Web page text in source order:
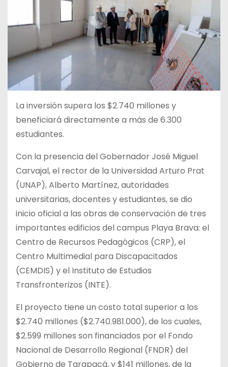
La inversión supera los $2.740 millones y
beneficiará directamente a más de 6.300
estudiantes.
Con la presencia del Gobernador José Miguel
Carvajal, el rector de la Universidad Arturo Prat
(UNAP), Alberto Martínez, autoridades
universitarias, docentes y estudiantes, se dio
inicio oficial a las obras de conservación de tres
importantes edificios del campus Playa Brava: el
Centro de Recursos Pedagógicos (CRP), el
Centro Multimedial para Discapacitados
(CEMDIS) y el Instituto de Estudios
Transfronterizos (INTE).
El proyecto tiene un costo total superior a los
$2.740 millones ($2.740.981.000), de los cuales,
$2.599 millones son financiados por el Fondo
Nacional de Desarrollo Regional (FNDR) del
Gobierno de Tarapacá, y $141 millones, de la